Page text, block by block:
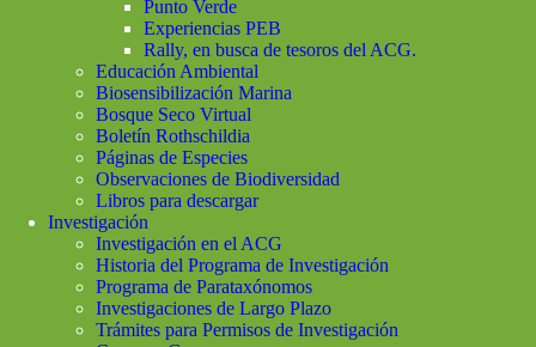
Punto Verde
Experiencias PEB
Rally, en busca de tesoros del ACG.
Educación Ambiental
Biosensibilización Marina
Bosque Seco Virtual
Boletín Rothschildia
Páginas de Especies
Observaciones de Biodiversidad
Libros para descargar
Investigación
Investigación en el ACG
Historia del Programa de Investigación
Programa de Parataxónomos
Investigaciones de Largo Plazo
Trámites para Permisos de Investigación